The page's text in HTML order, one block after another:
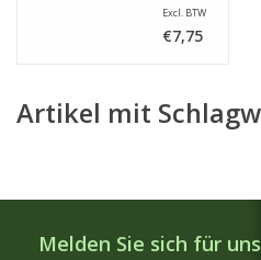
Excl. BTW
€7,75
Artikel mit
Melden Sie sich für